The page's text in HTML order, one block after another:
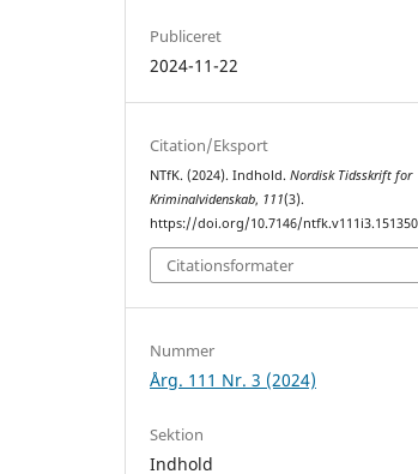
Publiceret
2024-11-22
Citation/Eksport
NTfK. (2024). Indhold.Nordisk Tidsskrift for
Kriminalvidenskab, 111(3).
https://doi.org/10.7146/ntfk.v111i3.151350
Citationsformater
Nummer
Årg. 111 Nr. 3 (2024)
Sektion
Indhold